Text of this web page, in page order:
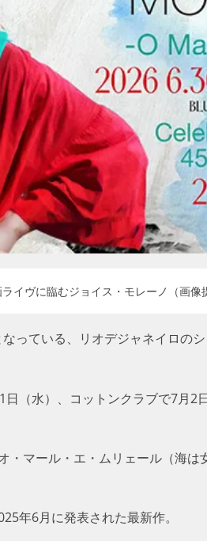
PEOPLE
ビジネス
コラム
イヴに臨むジョイス・モレーノ（画像
っている、リオデジャネイロの
（水）、コットンクラブで7月2
・マール・エ・ムリェール（海
年6月に発表された最新作。